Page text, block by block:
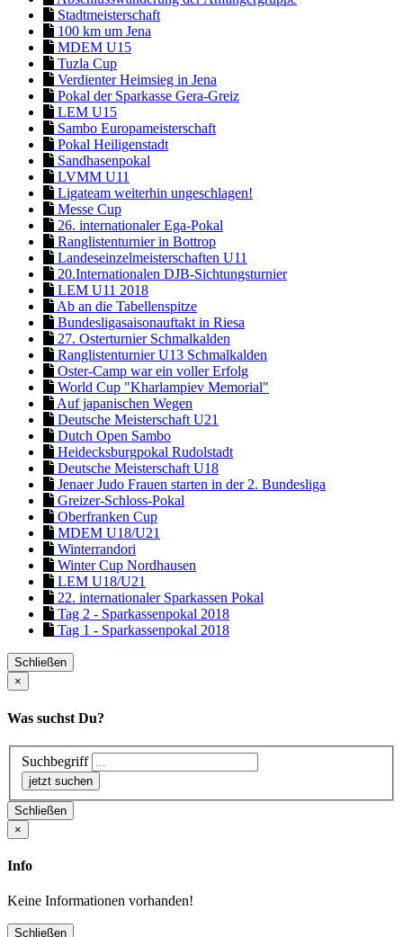
Stadtmeisterschaft
100 km um Jena
MDEM U15
Tuzla Cup
Verdienter Heimsieg in Jena
Pokal der Sparkasse Gera-Greiz
LEM U15
Sambo Europameisterschaft
Pokal Heiligenstadt
Sandhasenpokal
LVMM U11
Ligateam weiterhin ungeschlagen!
Messe Cup
26. internationaler Ega-Pokal
Ranglistenturnier in Bottrop
Landeseinzelmeisterschaften U11
20.Internationalen DJB-Sichtungsturnier
LEM U11 2018
Ab an die Tabellenspitze
Bundesligasaisonauftakt in Riesa
27. Osterturnier Schmalkalden
Ranglistenturnier U13 Schmalkalden
Oster-Camp war ein voller Erfolg
World Cup "Kharlampiev Memorial"
Auf japanischen Wegen
Deutsche Meisterschaft U21
Dutch Open Sambo
Heidecksburgpokal Rudolstadt
Deutsche Meisterschaft U18
Jenaer Judo Frauen starten in der 2. Bundesliga
Greizer-Schloss-Pokal
Oberfranken Cup
MDEM U18/U21
Winterrandori
Winter Cup Nordhausen
LEM U18/U21
22. internationaler Sparkassen Pokal
Tag 2 - Sparkassenpokal 2018
Tag 1 - Sparkassenpokal 2018
Schließen
×
Was suchst Du?
Suchbegriff
Schließen
×
Info
Keine Informationen vorhanden!
Schließen